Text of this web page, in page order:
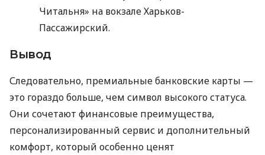
Читальня» на вокзале Харьков-
Пассажирский.
Вывод
Следовательно, премиальные банковские карты —
это гораздо больше, чем символ высокого статуса.
Они сочетают финансовые преимущества,
персонализированный сервис и дополнительный
комфорт, который особенно ценят